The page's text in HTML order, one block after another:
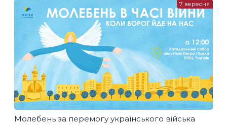
Молебень за перемогу українського війська
7 вересня